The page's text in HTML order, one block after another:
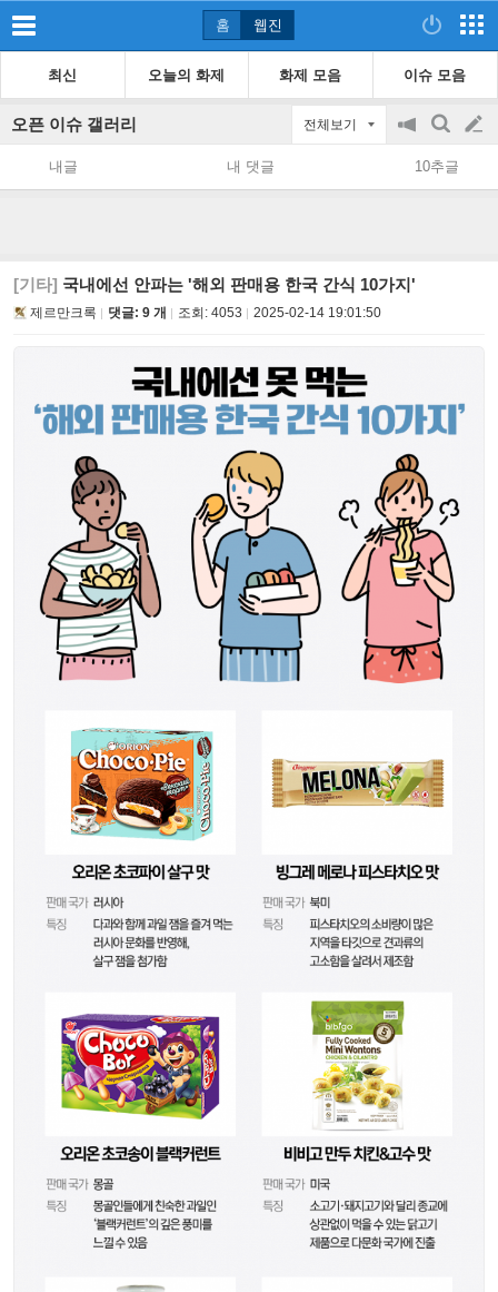
홈 웹진
최신 오늘의 화제 화제 모음 이슈 모음
오픈 이슈 갤러리 전체보기
공
지
on/off
검
색
글
쓰
내글 내 댓글 10추글
[기타] 국내에선 안파는 '해외 판매용 한국 간식 10가지'
제르만크록 댓글: 9 개 조회: 4053 2025-02-14 19:01:50